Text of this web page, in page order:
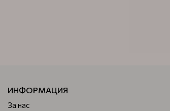
ИНФОРМАЦИЯ
За нас